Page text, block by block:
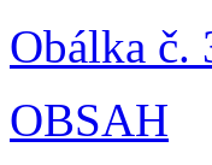
Obálka č.
OBSAH